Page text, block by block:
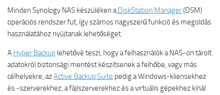
Minden Synology NAS készüléken aDiskStation Manager(DSM)
operációs rendszer fut, így számos nagyszerű funkció és megoldás
használatához nyújtanak lehetőséget.
A Hyper Backup lehetővé teszi, hogy a felhasználók a NAS-on tárolt
adatokról biztonsági mentést készítsenek a felhőbe, vagy más
célhelyekre, azActive Backup Suite pedig a Windows-kliensekhez
és -szerverekhez, a fájlszerverekhez és a virtuális gépekhez kínál